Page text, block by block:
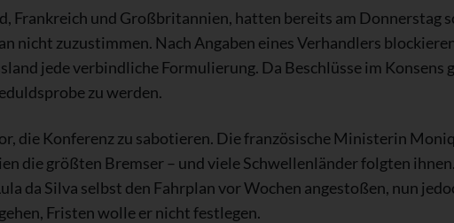
Frankreich und Großbritannien, hatten bereits am Donnerstag
nicht zuzustimmen. Nach Angaben eines Verhandlers
jede verbindliche Formulierung. Da Beschlüsse im Konsens
zu werden.
die Konferenz zu sabotieren. Die französische Ministerin
die größten Bremser – und viele Schwellenländer folgten
da Silva selbst den Fahrplan vor Wochen angestoßen, nun
Fristen wolle er nicht festlegen.